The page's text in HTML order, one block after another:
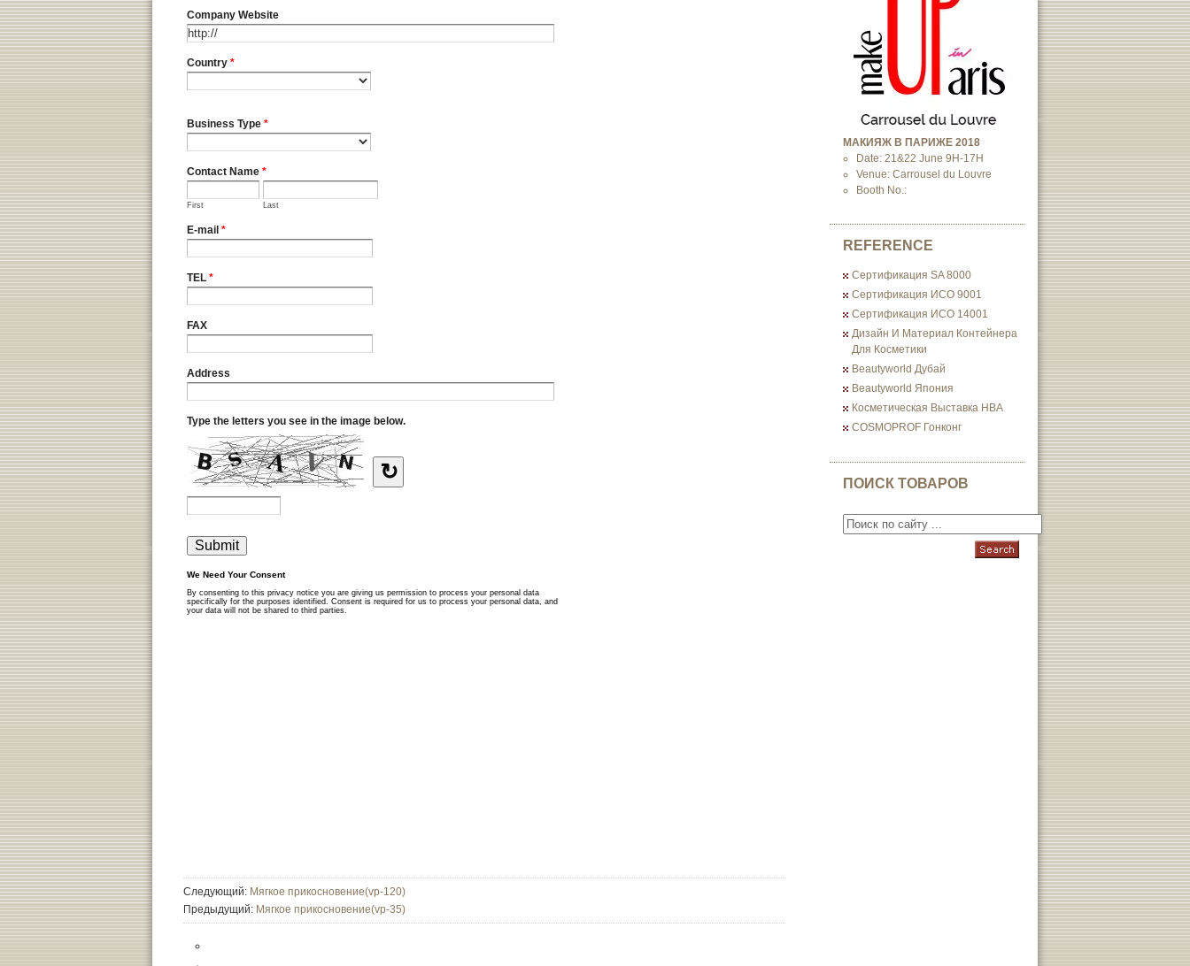
Следующий: Мягкое прикосновение(vp-120)
Предыдущий: Мягкое прикосновение(vp-35)
МАКИЯЖ В ПАРИЖЕ 2018
Date: 21&22 June 9H-17H
Venue: Carrousel du Louvre
Booth No.:
REFERENCE
Сертификация SA 8000
Сертификация ИСО 9001
Сертификация ИСО 14001
Дизайн И Материал Контейнера
Для Косметики
Beautyworld Дубай
Beautyworld Япония
Косметическая Выставка HBA
COSMOPROF Гонконг
ПОИСК ТОВАРОВ